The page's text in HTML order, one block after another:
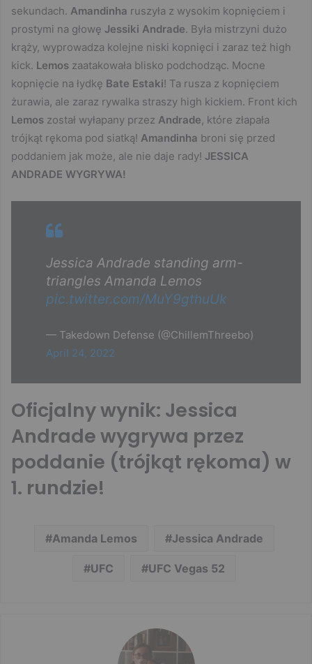
sekundach. Amandinha ruszyła z wysokim kopnięciem i
prostymi na głowę Jessiki Andrade. Była mistrzyni dużo
krąży, wyprowadza kolejne niski kopnięci i zaraz też high
kick. Lemos zaatakowała blisko podchodząc. Mocne
kopnięcie na łydkę Bate Estaki! Ta rusza z kopnięciem
żurawia, ale zaraz rywalka straszy high kickiem. Front kich
Lemos został wyłapany przez Andrade, które złapała
trójkąt rękoma pod siatką! Amandinha broni się przed
poddaniem jak może, ale nie daje rady! JESSICA
ANDRADE WYGRYWA!
Jessica Andrade standing arm-
triangles Amanda Lemos
pic.twitter.com/MuY9gthuUk
— Takedown Defense (@ChillemThreebo)
April 24, 2022
Oficjalny wynik: Jessica
Andrade wygrywa przez
poddanie (trójkąt rękoma) w
1. rundzie!
Amanda Lemos Jessica Andrade
UFC UFC Vegas 52